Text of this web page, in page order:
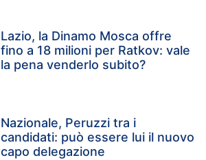
Lazio, la Dinamo Mosca offre
fino a 18 milioni per Ratkov: vale
la pena venderlo subito?
Nazionale, Peruzzi tra i
candidati: può essere lui il nuovo
capo delegazione